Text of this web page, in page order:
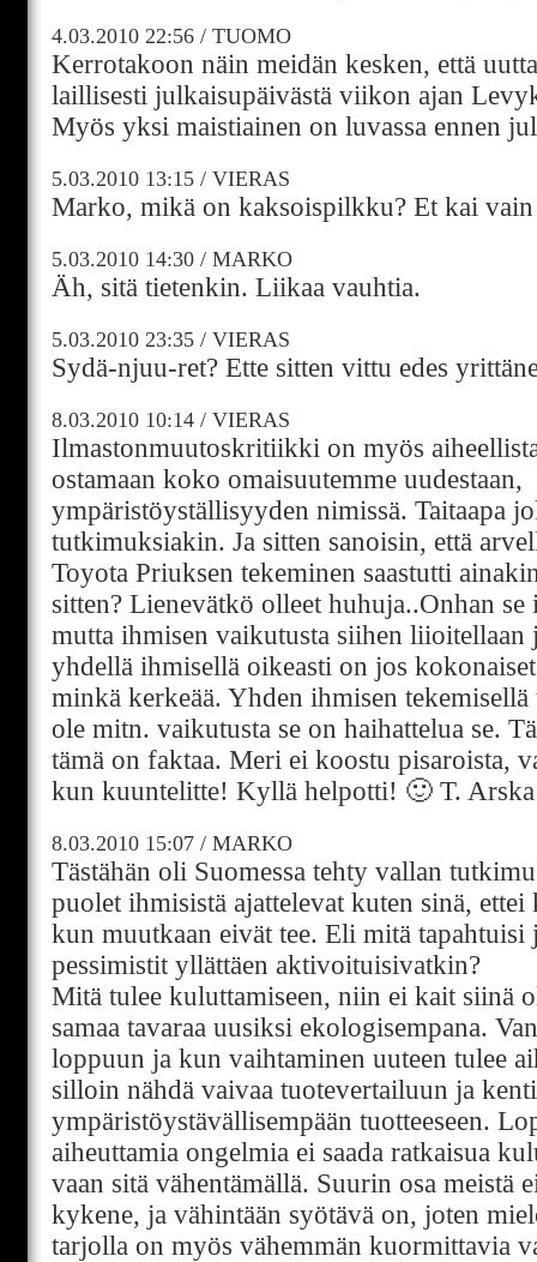
4.03.2010 22:56 / TUOMO
Kerrotakoon näin meidän kesken, että
laillisesti julkaisupäivästä viikon ajan
Myös yksi maistiainen on luvassa ennen
5.03.2010 13:15 / VIERAS
Marko, mikä on kaksoispilkku? Et kai
5.03.2010 14:30 / MARKO
Äh, sitä tietenkin. Liikaa vauhtia.
5.03.2010 23:35 / VIERAS
Sydä-njuu-ret? Ette sitten vittu edes
8.03.2010 10:14 / VIERAS
Ilmastonmuutoskritiikki on myös
ostamaan koko omaisuutemme uudestaan,
ympäristöyställisyyden nimissä. Taitaapa
tutkimuksiakin. Ja sitten sanoisin, että
Toyota Priuksen tekeminen saastutti
sitten? Lienevätkö olleet huhuja..Onhan se
mutta ihmisen vaikutusta siihen
yhdellä ihmisellä oikeasti on jos
minkä kerkeää. Yhden ihmisen tekemisellä
ole mitn. vaikutusta se on haihattelua se.
tämä on faktaa. Meri ei koostu pisaroista,
kun kuuntelitte! Kyllä helpotti! 🙂 T. Arska
8.03.2010 15:07 / MARKO
Tästähän oli Suomessa tehty vallan
puolet ihmisistä ajattelevat kuten sinä, ettei
kun muutkaan eivät tee. Eli mitä tapahtuisi
pessimistit yllättäen aktivoituisivatkin?
Mitä tulee kuluttamiseen, niin ei kait siinä
samaa tavaraa uusiksi ekologisempana.
loppuun ja kun vaihtaminen uuteen tulee
silloin nähdä vaivaa tuotevertailuun ja
ympäristöystävällisempään tuotteeseen.
aiheuttamia ongelmia ei saada ratkaisua
vaan sitä vähentämällä. Suurin osa meistä
kykene, ja vähintään syötävä on, joten
tarjolla on myös vähemmän kuormittavia